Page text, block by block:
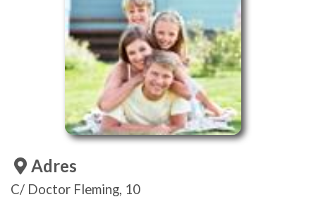
Adres
C/ Doctor Fleming, 10